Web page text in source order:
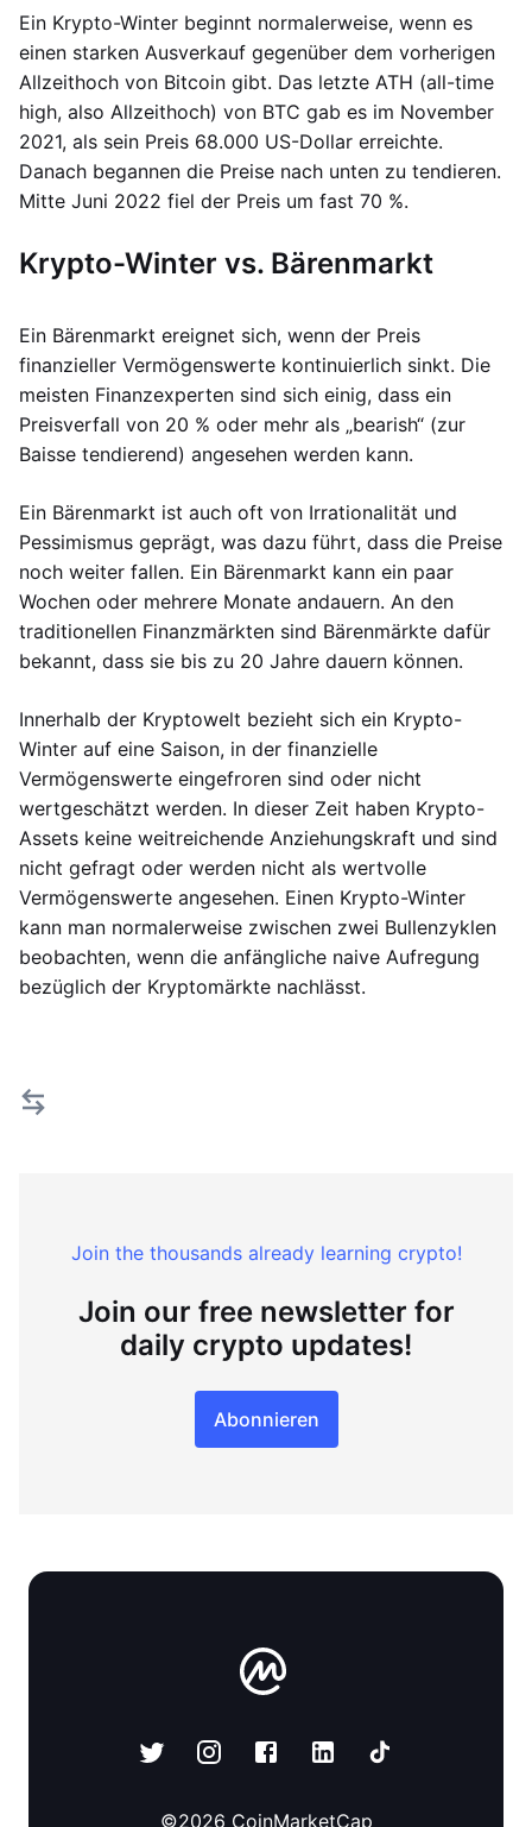
Ein Krypto-Winter beginnt normalerweise, wenn es
einen starken Ausverkauf gegenüber dem vorherigen
Allzeithoch von Bitcoin gibt. Das letzte ATH (all-time
high, also Allzeithoch) von BTC gab es im November
2021, als sein Preis 68.000 US-Dollar erreichte.
Danach begannen die Preise nach unten zu tendieren.
Mitte Juni 2022 fiel der Preis um fast 70 %.
Krypto-Winter vs. Bärenmarkt
Ein Bärenmarkt ereignet sich, wenn der Preis
finanzieller Vermögenswerte kontinuierlich sinkt. Die
meisten Finanzexperten sind sich einig, dass ein
Preisverfall von 20 % oder mehr als „bearish“ (zur
Baisse tendierend) angesehen werden kann.
Ein Bärenmarkt ist auch oft von Irrationalität und
Pessimismus geprägt, was dazu führt, dass die Preise
noch weiter fallen. Ein Bärenmarkt kann ein paar
Wochen oder mehrere Monate andauern. An den
traditionellen Finanzmärkten sind Bärenmärkte dafür
bekannt, dass sie bis zu 20 Jahre dauern können.
Innerhalb der Kryptowelt bezieht sich ein Krypto-
Winter auf eine Saison, in der finanzielle
Vermögenswerte eingefroren sind oder nicht
wertgeschätzt werden. In dieser Zeit haben Krypto-
Assets keine weitreichende Anziehungskraft und sind
nicht gefragt oder werden nicht als wertvolle
Vermögenswerte angesehen. Einen Krypto-Winter
kann man normalerweise zwischen zwei Bullenzyklen
beobachten, wenn die anfängliche naive Aufregung
bezüglich der Kryptomärkte nachlässt.
Join the thousands already learning crypto!
Join our free newsletter for
daily crypto updates!
Abonnieren
©2026 CoinMarketCap